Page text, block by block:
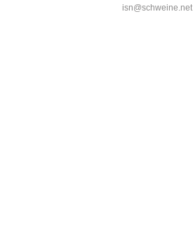
isn@schweine.net